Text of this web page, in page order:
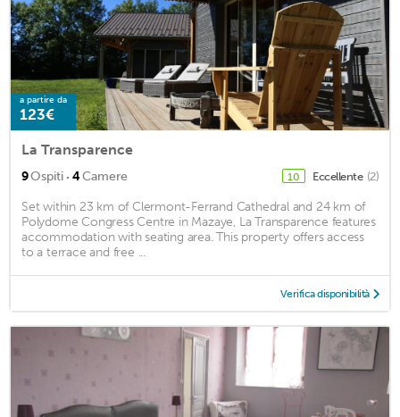
a partire da
123€
La Transparence
9Ospiti · 4Camere 10 Eccellente (2)
Set within 23 km of Clermont-Ferrand Cathedral and 24 km of
Polydome Congress Centre in Mazaye, La Transparence features
accommodation with seating area. This property offers access
to a terrace and free ...
Verifica disponibilità